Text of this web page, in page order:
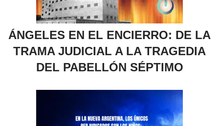
ÁNGELES EN EL ENCIERRO: DE LA
TRAMA JUDICIAL A LA TRAGEDIA
DEL PABELLÓN SÉPTIMO